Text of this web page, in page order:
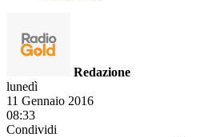
Redazione
lunedì
11 Gennaio 2016
08:33
Condividi